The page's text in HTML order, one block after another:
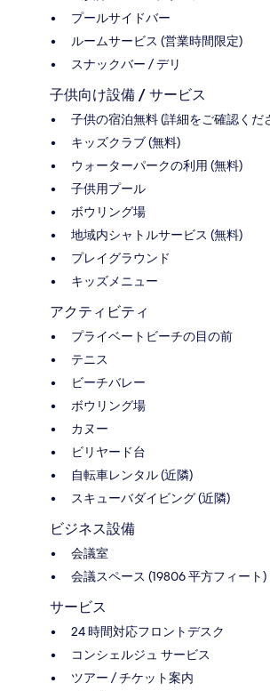
プールサイドバー
ルームサービス (営業時間限定)
スナックバー / デリ
子供向け設備 / サービス
子供の宿泊無料 (詳細をご確認くだ
キッズクラブ (無料)
ウォーターパークの利用 (無料)
子供用プール
ボウリング場
地域内シャトルサービス (無料)
プレイグラウンド
キッズメニュー
アクティビティ
プライベートビーチの目の前
テニス
ビーチバレー
ボウリング場
カヌー
ビリヤード台
自転車レンタル (近隣)
スキューバダイビング (近隣)
ビジネス設備
会議室
会議スペース (19806 平方フィート)
サービス
24 時間対応フロントデスク
コンシェルジュ サービス
ツアー / チケット案内